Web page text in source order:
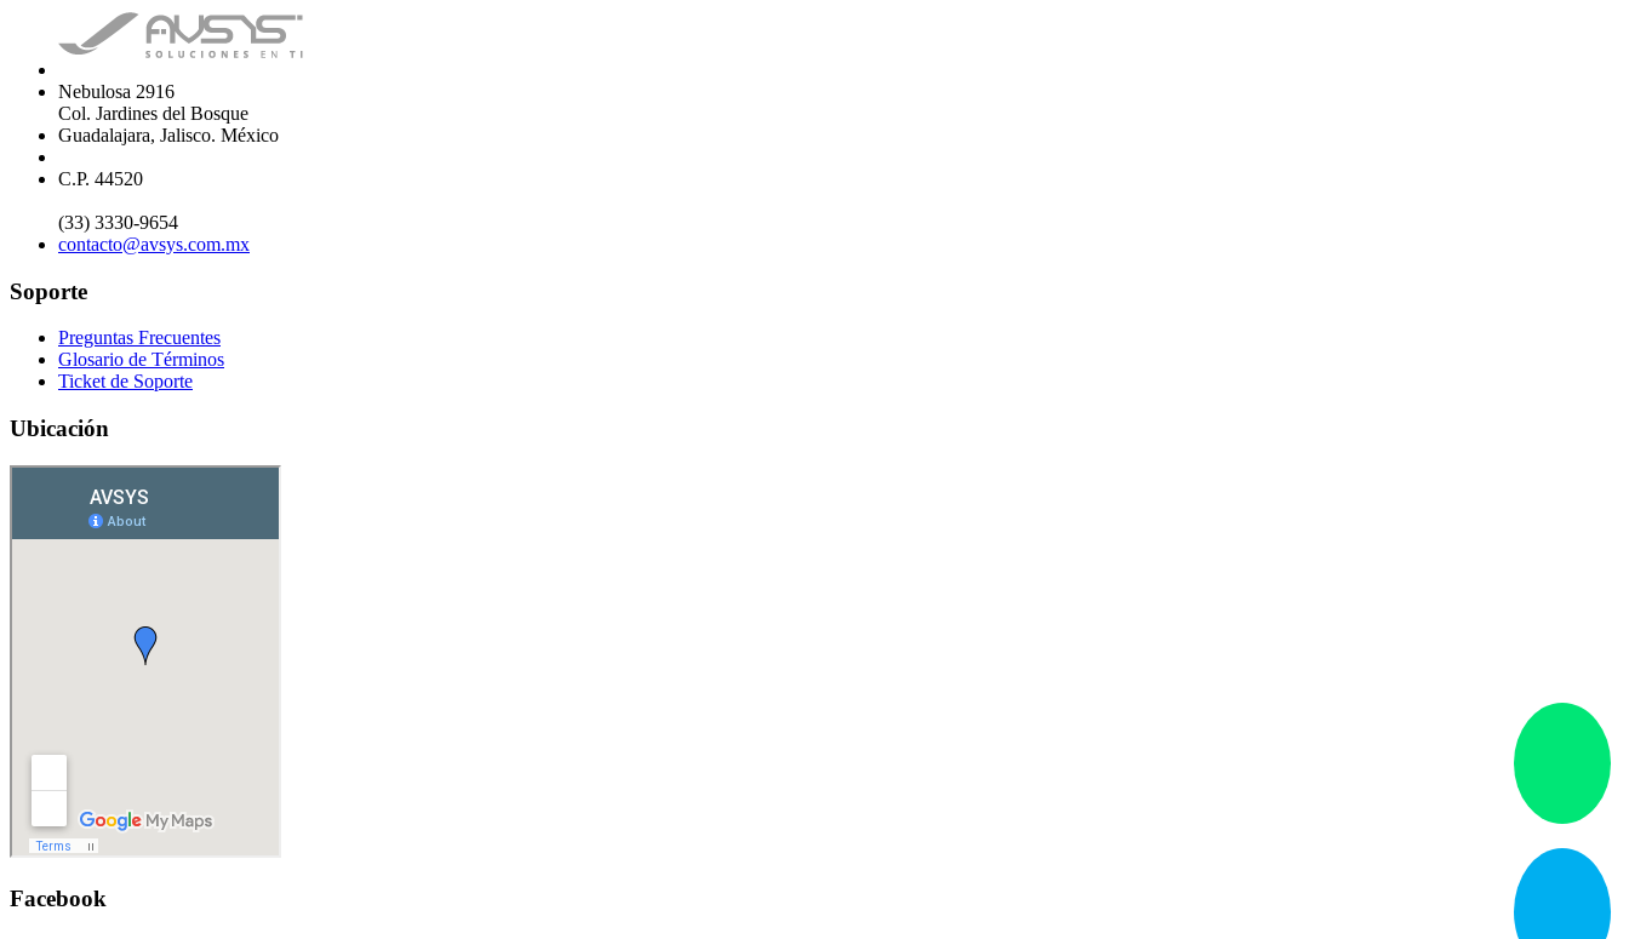
Nebulosa 2916
Col. Jardines del Bosque
Guadalajara, Jalisco. México
C.P. 44520
(33) 3330-9654
contacto@avsys.com.mx
Soporte
Preguntas Frecuentes
Glosario de Términos
Ticket de Soporte
Ubicación
Facebook